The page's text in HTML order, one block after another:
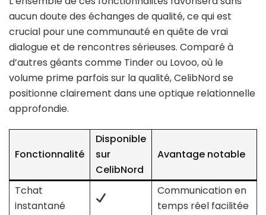
aucun doute des échanges de qualité, ce qui est
crucial pour une communauté en quête de vrai
dialogue et de rencontres sérieuses. Comparé à
d’autres géants comme Tinder ou Lovoo, où le
volume prime parfois sur la qualité, CelibNord se
positionne clairement dans une optique relationnelle
approfondie.
Fonctionnalité
Disponible
sur
CelibNord
Avantage notable
Tchat
instantané
Communication en
temps réel facilitée